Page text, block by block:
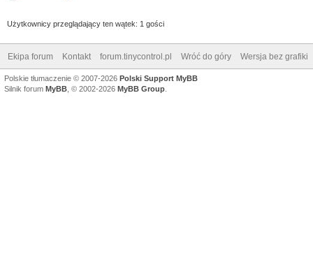
Użytkownicy przeglądający ten wątek: 1 gości
Ekipa forum Kontakt forum.tinycontrol.pl Wróć do góry Wersja bez grafiki
Polskie tłumaczenie © 2007-2026 Polski Support MyBB
Silnik forum MyBB , © 2002-2026 MyBB Group